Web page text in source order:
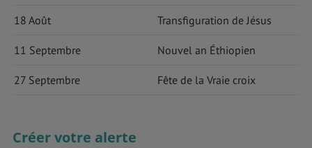
18 Août Transfiguration de Jésus
11 Septembre Nouvel an Éthiopien
27 Septembre Fête de la Vraie croix
Créer votre alerte